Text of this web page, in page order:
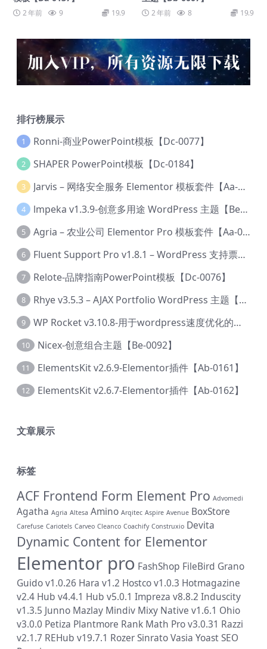
2 年前 9 19.9 2 年前 8 19.9
排行榜展示
1 Ronni-商业PowerPoint模板【Dc-0077】
2 SHAPER PowerPoint模板【Dc-0184】
3 Jarvis – 网络安全服务 Elementor 模板套件【Aa-0035】
4 lmpeka v1.3.9-创意多用途 WordPress 主题【Be-0064】
5 Agria – 农业公司 Elementor Pro 模板套件【Aa-0003】
6 Fluent Support Pro v1.8.1 – WordPress 支持票务系统【Cc-0041】
7 Relote-品牌指南PowerPoint模板【Dc-0076】
8 Rhye v3.5.3 – AJAX Portfolio WordPress 主题【Bi-0049】
9 WP Rocket v3.10.8-用于wordpress速度优化的缓存加速插件【Cd-0019】
10 Nicex-创意组合主题【Be-0092】
11 ElementsKit v2.6.9-Elementor插件【Ab-0161】
12 ElementsKit v2.6.7-Elementor插件【Ab-0162】
文章展示
标签
ACF Frontend Form Element Pro Advomedi
Agatha Agria Altesa Amino Arqitec Aspire Avenue BoxStore
Carefuse Cariotels Carveo Cleanco Coachify Construxio Devita
Dynamic Content for Elementor
Elementor pro FashShop FileBird Grano
Guido v1.0.26 Hara v1.2 Hostco v1.0.3 Hotmagazine
v2.4 Hub v4.4.1 Hub v5.0.1 Impreza v8.8.2 Induscity
v1.3.5 Junno Mazlay Mindiv Mixy Native v1.6.1 Ohio
v3.0.0 Petiza Plantmore Rank Math Pro v3.0.31 Razzi
v2.1.7 REHub v19.7.1 RozerSinratoVasia Yoast SEO